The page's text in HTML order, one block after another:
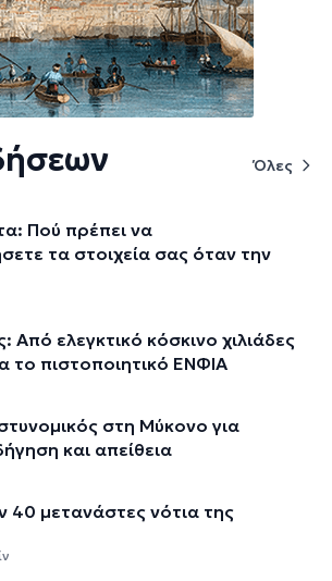
Όλες
Πού πρέπει να
τα στοιχεία σας όταν την
Από ελεγκτικό κόσκινο χιλιάδες
το πιστοποιητικό ΕΝΦΙΑ
στη Μύκονο για
και απείθεια
40 μετανάστες νότια της